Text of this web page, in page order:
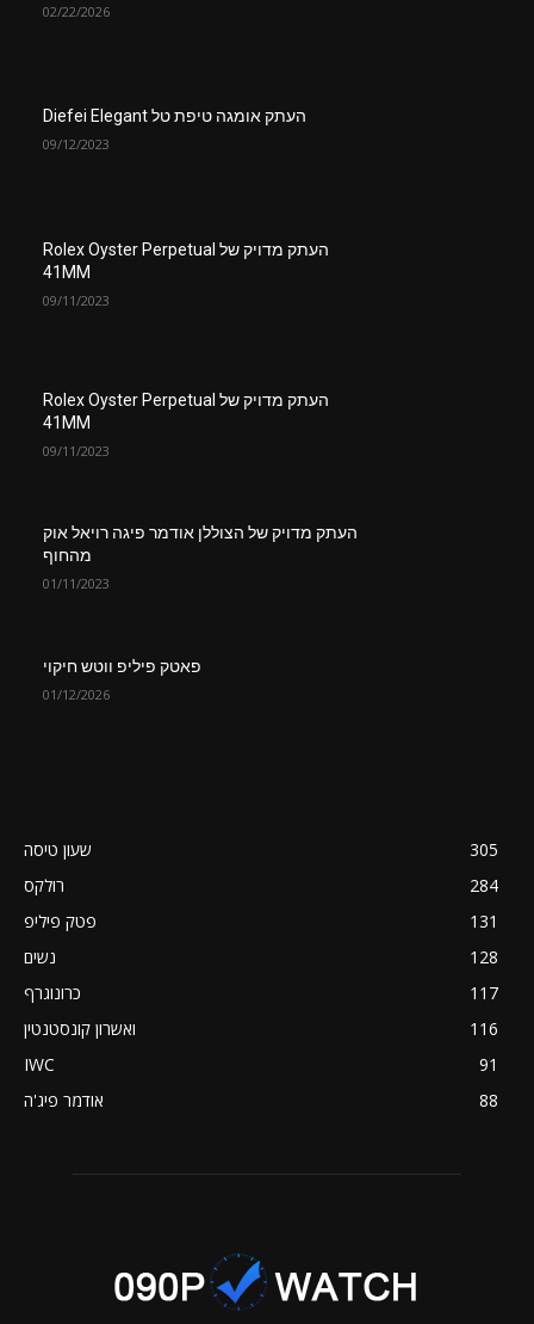
02/22/2026
העתק אומגה טיפת טל Diefei Elegant
09/12/2023
העתק מדויק של Rolex Oyster Perpetual
41MM
09/11/2023
העתק מדויק של Rolex Oyster Perpetual
41MM
09/11/2023
העתק מדויק של הצוללן אודמר פיגה רויאל אוק
מהחוף
01/11/2023
פאטק פיליפ ווטש חיקוי
01/12/2026
שעון טיסה
305
רולקס
284
פטק פיליפ
131
נשים
128
כרונוגרף
117
ואשרון קונסטנטין
116
IWC
91
אודמר פיג'ה
88